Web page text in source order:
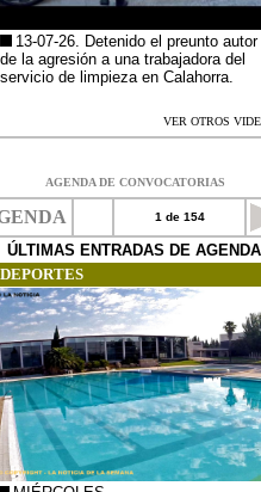
AGENDA DE CONVOCATORIAS